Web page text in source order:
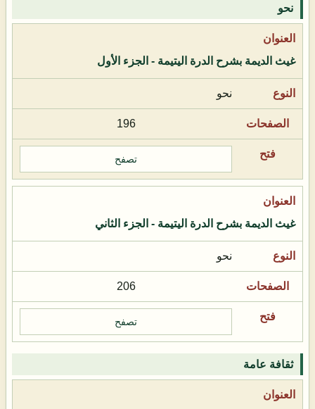
نحو
غيث الديمة بشرح الدرة اليتيمة - الجزء الأول
نحو
196
تصفح
غيث الديمة بشرح الدرة اليتيمة - الجزء الثاني
نحو
206
تصفح
ثقافة عامة